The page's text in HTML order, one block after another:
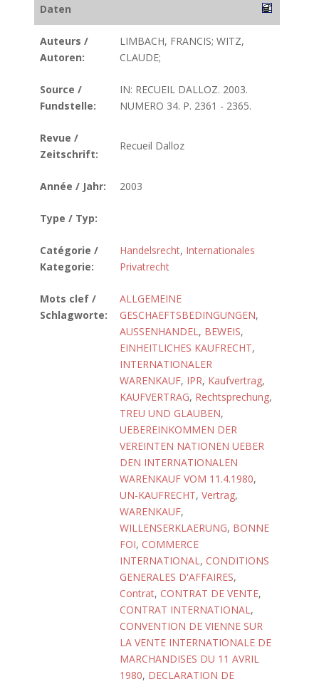
Daten
Auteurs /
Autoren:
LIMBACH, FRANCIS; WITZ,
CLAUDE;
Source /
Fundstelle:
IN: RECUEIL DALLOZ. 2003.
NUMERO 34. P. 2361 - 2365.
Revue /
Zeitschrift:
Recueil Dalloz
Année / Jahr: 2003
Type / Typ:
Catégorie /
Kategorie:
Handelsrecht, Internationales
Privatrecht
Mots clef /
Schlagworte:
ALLGEMEINE
GESCHAEFTSBEDINGUNGEN,
AUSSENHANDEL, BEWEIS,
EINHEITLICHES KAUFRECHT,
INTERNATIONALER
WARENKAUF, IPR, Kaufvertrag,
KAUFVERTRAG, Rechtsprechung,
TREU UND GLAUBEN,
UEBEREINKOMMEN DER
VEREINTEN NATIONEN UEBER
DEN INTERNATIONALEN
WARENKAUF VOM 11.4.1980,
UN-KAUFRECHT, Vertrag,
WARENKAUF,
WILLENSERKLAERUNG, BONNE
FOI, COMMERCE
INTERNATIONAL, CONDITIONS
GENERALES D'AFFAIRES,
Contrat, CONTRAT DE VENTE,
CONTRAT INTERNATIONAL,
CONVENTION DE VIENNE SUR
LA VENTE INTERNATIONALE DE
MARCHANDISES DU 11 AVRIL
1980, DECLARATION DE